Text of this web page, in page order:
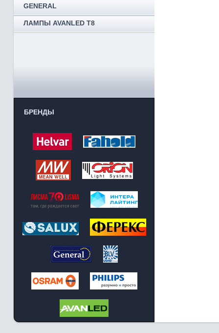
GENERAL
ЛАМПЫ AVANLED T8
БРЕНДЫ